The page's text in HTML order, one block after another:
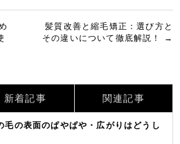
髪質改善と縮毛矯正：選び方と
その違いについて徹底解説！ →
新着記事 関連記事
毛の表面のぱやぱや・広がりはどうし